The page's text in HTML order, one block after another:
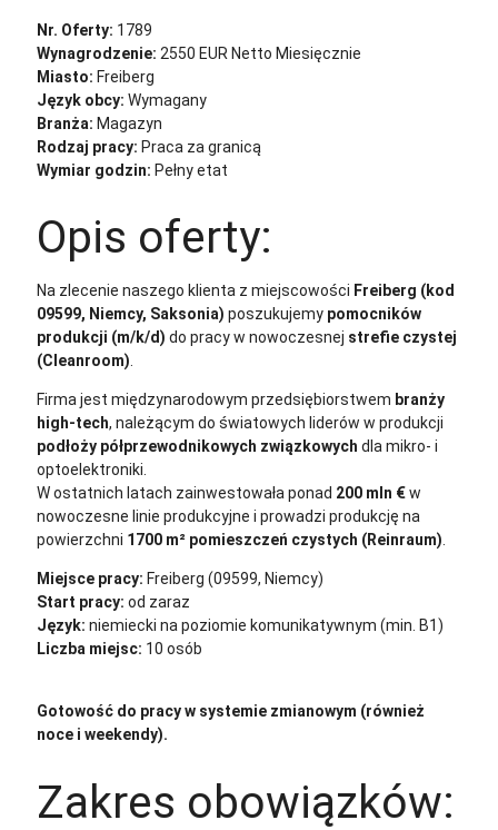
Nr. Oferty: 1789
Wynagrodzenie: 2550 EUR Netto Miesięcznie
Miasto: Freiberg
Język obcy: Wymagany
Branża: Magazyn
Rodzaj pracy: Praca za granicą
Wymiar godzin: Pełny etat
Opis oferty:
Na zlecenie naszego klienta z miejscowości Freiberg (kod
09599, Niemcy, Saksonia) poszukujemy pomocników
produkcji (m/k/d) do pracy w nowoczesnej strefie czystej
(Cleanroom).
Firma jest międzynarodowym przedsiębiorstwem branży
high-tech, należącym do światowych liderów w produkcji
podłoży półprzewodnikowych związkowych dla mikro- i
optoelektroniki.
W ostatnich latach zainwestowała ponad 200 mln €w
nowoczesne linie produkcyjne i prowadzi produkcję na
powierzchni 1700 m² pomieszczeń czystych (Reinraum).
Miejsce pracy: Freiberg (09599, Niemcy)
Start pracy: od zaraz
Język: niemiecki na poziomie komunikatywnym (min. B1)
Liczba miejsc: 10 osób
Gotowość do pracy w systemie zmianowym (również
noce i weekendy).
Zakres obowiązków: